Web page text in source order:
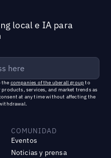
local e IA para
the companies of the uberall groupto
services, and market trends as
at any time without affecting the
COMUNIDAD
Eventos
Noticias y prensa